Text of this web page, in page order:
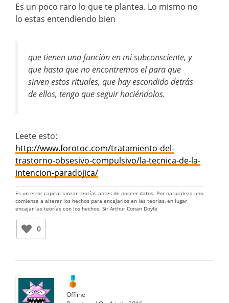
Es un poco raro lo que te plantea. Lo mismo no
lo estas entendiendo bien
que tienen una función en mi subconsciente, y
que hasta que no encontremos el para que
sirven estos rituales, que hay escondido detrás
de ellos, tengo que seguir haciéndolos.
Leete esto:
http://www.forotoc.com/tratamiento-del-
trastorno-obsesivo-compulsivo/la-tecnica-de-la-
intencion-paradojica/
Es un error capital lanzar teorías antes de poseer datos. Por naturaleza uno
comienza a alterar los hechos para encajarlos en las teorías, en lugar
encajar las teorías con los hechos. Sir Arthur Conan Doyle
0
Offline